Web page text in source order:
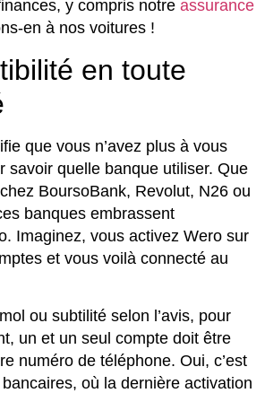
y compris notre assurance
en à nos voitures !
en toute
que vous n’avez plus à vous
savoir quelle banque utiliser. Que
BoursoBank, Revolut, N26 ou
banques embrassent
Imaginez, vous activez Wero sur
et vous voilà connecté au
ou subtilité selon l’avis, pour
un et un seul compte doit être
numéro de téléphone. Oui, c’est
où la dernière activation